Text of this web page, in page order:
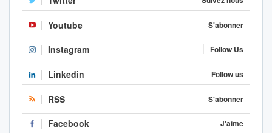
Youtube S'abonner
Instagram Follow Us
Linkedin Follow us
RSS S'abonner
Facebook J'aime